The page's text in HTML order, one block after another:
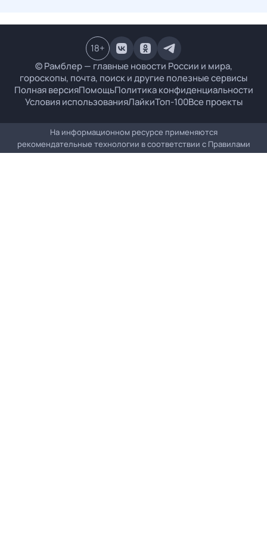
© Рамблер — главные новости России и мира,
гороскопы, почта, поиск и другие полезные сервисы
Полная версияПомощьПолитика конфиденциальности
Условия использованияЛайкиТоп-100Все проекты
18+
На информационном ресурсе применяются
рекомендательные технологии в соответствии с Правилами